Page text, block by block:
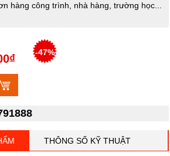
hàng công trình, nhà hàng, trường học...
-47%
THÔNG SỐ KỸ THUẬT